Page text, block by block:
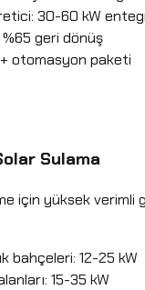
30-60 kW
%65 geri dönüş
otomasyon paketi
Sulama
için yüksek verimli
bahçeleri: 12-25 kW
15-35 kW